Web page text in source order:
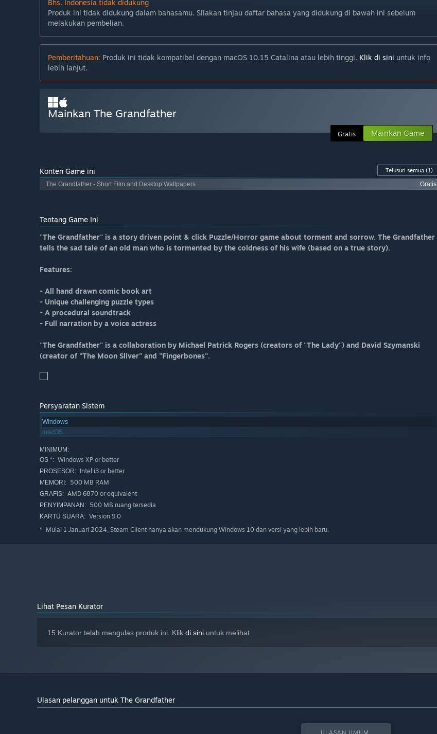
Bhs. Indonesia tidak didukung
Produk ini tidak didukung dalam bahasamu. Silakan tinjau daftar bahasa yang didukung di bawah ini sebelum
melakukan pembelian.
Pemberitahuan: Produk ini tidak kompatibel dengan macOS 10.15 Catalina atau lebih tinggi. Klik di sini untuk info
lebih lanjut.
Mainkan The Grandfather
Gratis Mainkan Game
Konten Game ini Telusuri semua (1)
The Grandfather - Short Film and Desktop Wallpapers
Gratis
Tentang Game Ini
"The Grandfather" is a story driven point & click Puzzle/Horror game about torment and sorrow. The Grandfather
tells the sad tale of an old man who is tormented by the coldness of his wife (based on a true story).
Features:
- All hand drawn comic book art
- Unique challenging puzzle types
- A procedural soundtrack
- Full narration by a voice actress
"The Grandfather" is a collaboration by Michael Patrick Rogers (creators of "The Lady") and David Szymanski
(creator of "The Moon Sliver" and "Fingerbones".
Persyaratan Sistem
Windows
macOS
MINIMUM:
OS *: Windows XP or better
PROSESOR: Intel i3 or better
MEMORI: 500 MB RAM
GRAFIS: AMD 6870 or equivalent
PENYIMPANAN: 500 MB ruang tersedia
KARTU SUARA: Version 9.0
* Mulai 1 Januari 2024, Steam Client hanya akan mendukung Windows 10 dan versi yang lebih baru.
Lihat Pesan Kurator
15 Kurator telah mengulas produk ini. Klik di sini untuk melihat.
Ulasan pelanggan untuk The Grandfather